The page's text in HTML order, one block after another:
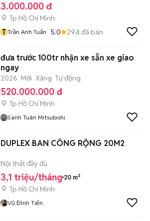
3.000.000 đ
Tp Hồ Chí Minh
T Trần Anh Tuấn 5.0 294đã bán
đưa trước 100tr nhận xe sẵn xe giao
ngay
2026 Mới Xăng Tự động
520.000.000 đ
Tp Hồ Chí Minh
Sanh Tuân Mitsubishi
DUPLEX BAN CÔNG RỘNG 20M2
Nội thất đầy đủ
3,1 triệu/tháng 20 m²
Tp Hồ Chí Minh
Vũ Đình Tiến